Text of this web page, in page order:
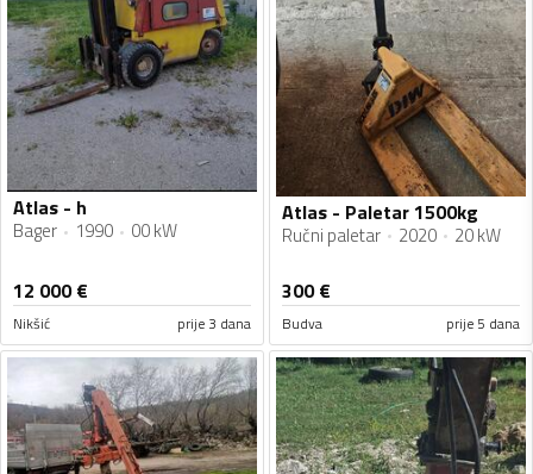
Atlas - h
Bager 1990 00 kW
12 000€
Nikšić prije 3 dana
Atlas - Paletar 1500kg
Ručni paletar 2020 20 kW
300€
Budva prije 5 dana